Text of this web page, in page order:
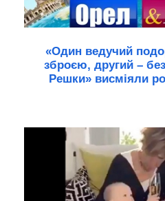
«Один ведучий
зброєю, другий –
Решки» висміяли